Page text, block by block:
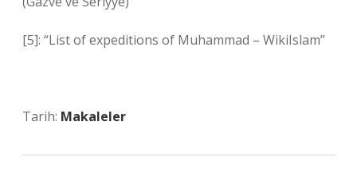
[5]: “List of expeditions of Muhammad – WikiIslam”
Tarih: Makaleler